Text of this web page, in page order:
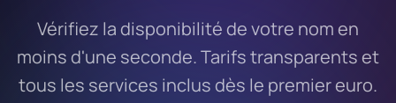
Vérifiez la disponibilité de votre nom en
moins d'une seconde. Tarifs transparents et
tous les services inclus dès le premier euro.